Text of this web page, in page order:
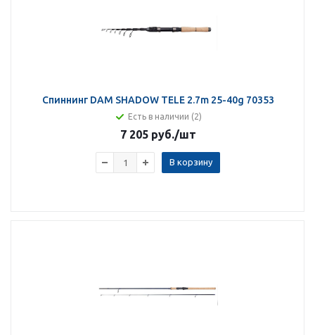
Спиннинг DAM SHADOW TELE 2.7m 25-40g 70353
Есть в наличии (2)
7 205 руб./шт
В корзину